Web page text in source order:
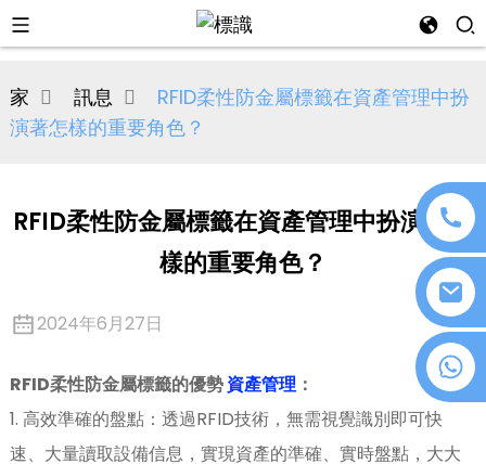
家 訊息
RFID柔性防金屬標籤在資產管理中扮
演著怎樣的重要角色？
RFID柔性防金屬標籤在資產管理中扮演著怎
樣的重要角色？
2024年6月27日
RFID柔性防金屬標籤的優勢資產管理：
1. 高效準確的盤點：透過RFID技術，無需視覺識別即可快
速、大量讀取設備信息，實現資產的準確、實時盤點，大大